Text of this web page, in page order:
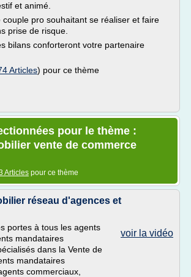
et animé.
couple pro souhaitant se réaliser et faire
prise de risque.
bilans conforteront votre partenaire
Articles) pour ce thème
pour le thème :
vente de commerce
Articles pour ce thème
réseau d'agences et
voir la vidéo
portes à tous les agents
mandataires
dans la Vente de
mandataires
commerciaux,